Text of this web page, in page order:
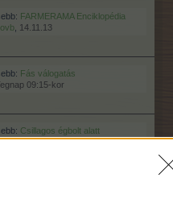
FARMERAMA Enciklopédia
14.11.13
Fás válogatás
09:15-kor
Csillagos égbolt alatt
09:00-kor